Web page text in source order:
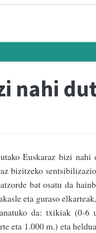
nahi
Euskaraz bizi
bizitzeko
bat osatu da
eta guraso
da: txikiak (0-
eta 1.000 m.) eta